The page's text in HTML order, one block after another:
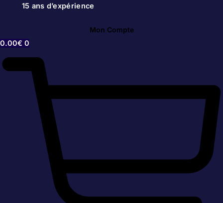
15 ans d’expérience
Mon Compte
0.00€ 0